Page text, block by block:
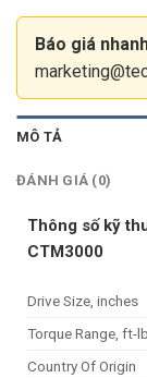
Báo giá
MÔ TẢ
ĐÁNH GIÁ (0)
Thông số kỹ
CTM3000
Drive Size, inches
Torque Range, ft-lb
Country Of Origin